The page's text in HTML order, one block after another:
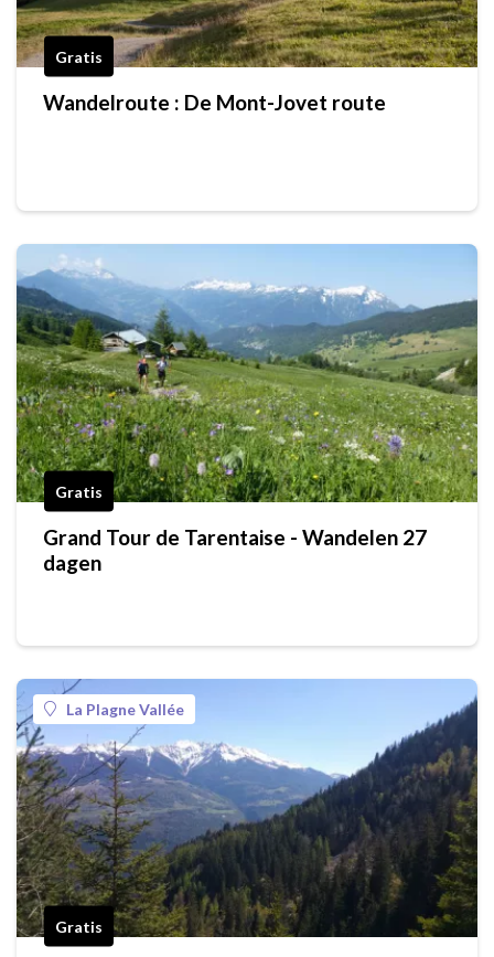
Gratis
Wandelroute : De Mont-Jovet route
Gratis
Grand Tour de Tarentaise - Wandelen 27
dagen
La Plagne Vallée
Gratis